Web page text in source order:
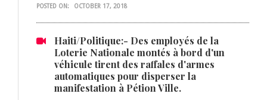
POSTED ON: OCTOBER 17, 2018
Haiti/Politique:- Des employés de la
Loterie Nationale montés à bord d'un
véhicule tirent des raffales d'armes
automatiques pour disperser la
manifestation à Pétion Ville.